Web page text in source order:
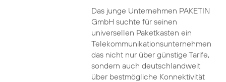
Das junge Unternehmen PAKETIN
GmbH suchte für seinen
universellen Paketkasten ein
Telekommunikationsunternehmen
das nicht nur über günstige Tarife,
sondern auch deutschlandweit
über bestmögliche Konnektivität